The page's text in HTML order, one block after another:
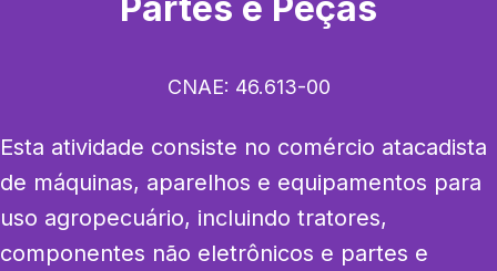
CNAE: 46.613-00
Esta atividade consiste no comércio atacadista
de máquinas, aparelhos e equipamentos para
uso agropecuário, incluindo tratores,
componentes não eletrônicos e partes e